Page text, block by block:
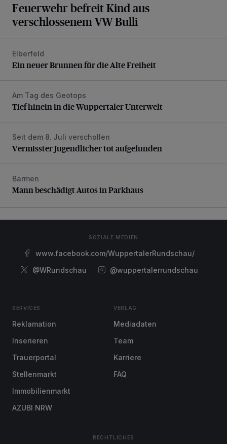
Feuerwehr befreit Kind aus
verschlossenem VW Bulli
Ein neuer Brunnen für die Alte Freiheit
Elberfeld
Ein neuer Brunnen für die Alte Freiheit
Tief hinein in die Wuppertaler Unterwelt
Am Tag des Geotops
Tief hinein in die Wuppertaler Unterwelt
Vermisster Jugendlicher tot aufgefunden
Seit dem 8. Juli verschollen
Vermisster Jugendlicher tot aufgefunden
Mann beschädigt Autos in Parkhaus
Barmen
Mann beschädigt Autos in Parkhaus
SOZIALE MEDIEN
www.facebook.com/WuppertalerRundschau/
@WRundschau
@wuppertalerrundschau
SERVICES
Reklamation
Inserieren
Trauerportal
Stellenmarkt
Immobilienmarkt
AZUBI NRW
VERLAG
Mediadaten
Team
Karriere
FAQ
RECHTLICHES